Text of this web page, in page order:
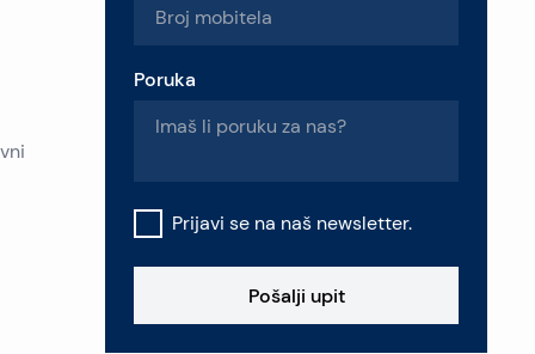
Poruka
Prijavi se na naš newsletter.
Pošalji upit